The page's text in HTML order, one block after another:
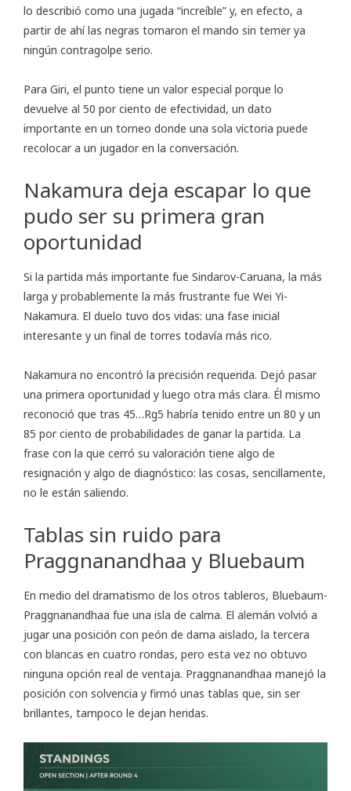
lo describió como una jugada “increíble” y, en efecto, a
partir de ahí las negras tomaron el mando sin temer ya
ningún contragolpe serio.
Para Giri, el punto tiene un valor especial porque lo
devuelve al 50 por ciento de efectividad, un dato
importante en un torneo donde una sola victoria puede
recolocar a un jugador en la conversación.
Nakamura deja escapar lo que
pudo ser su primera gran
oportunidad
Si la partida más importante fue Sindarov-Caruana, la más
larga y probablemente la más frustrante fue Wei Yi-
Nakamura. El duelo tuvo dos vidas: una fase inicial
interesante y un final de torres todavía más rico.
Nakamura no encontró la precisión requerida. Dejó pasar
una primera oportunidad y luego otra más clara. Él mismo
reconoció que tras 45…Rg5 habría tenido entre un 80 y un
85 por ciento de probabilidades de ganar la partida. La
frase con la que cerró su valoración tiene algo de
resignación y algo de diagnóstico: las cosas, sencillamente,
no le están saliendo.
Tablas sin ruido para
Praggnanandhaa y Bluebaum
En medio del dramatismo de los otros tableros, Bluebaum-
Praggnanandhaa fue una isla de calma. El alemán volvió a
jugar una posición con peón de dama aislado, la tercera
con blancas en cuatro rondas, pero esta vez no obtuvo
ninguna opción real de ventaja. Praggnanandhaa manejó la
posición con solvencia y firmó unas tablas que, sin ser
brillantes, tampoco le dejan heridas.